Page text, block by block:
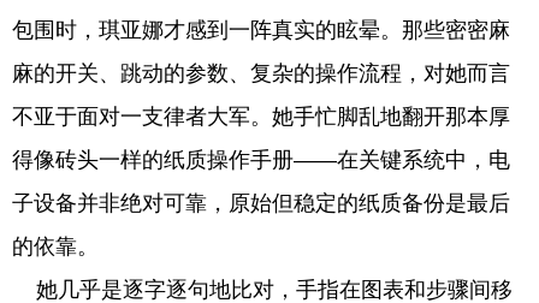
包围时，琪亚娜才感到一阵真实的眩晕。那些密密麻
麻的开关、跳动的参数、复杂的操作流程，对她而言
不亚于面对一支律者大军。她手忙脚乱地翻开那本厚
得像砖头一样的纸质操作手册——在关键系统中，电
子设备并非绝对可靠，原始但稳定的纸质备份是最后
的依靠。
她几乎是逐字逐句地比对，手指在图表和步骤间移